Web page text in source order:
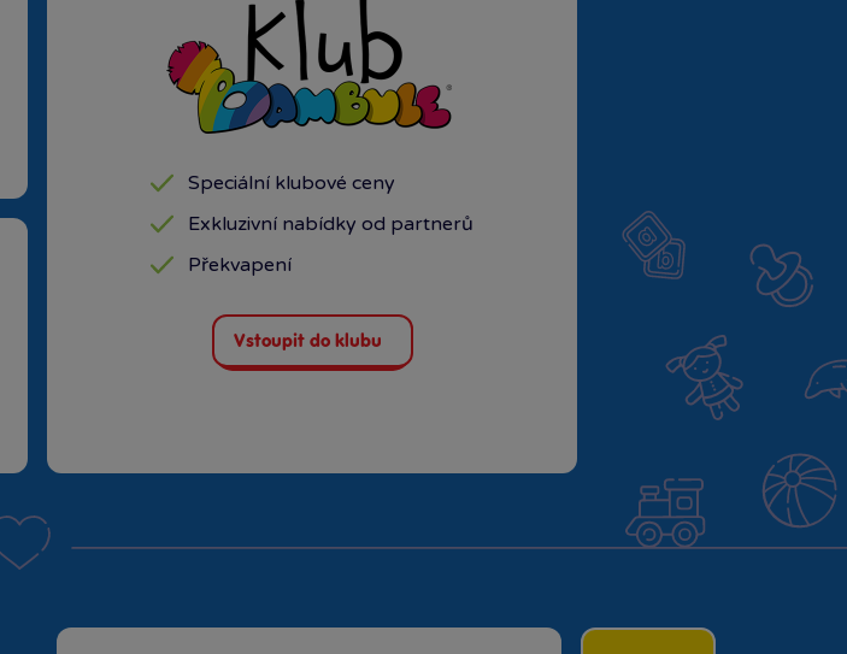
Speciální klubové ceny
Exkluzivní nabídky od partnerů
Překvapení
Vstoupit do klubu